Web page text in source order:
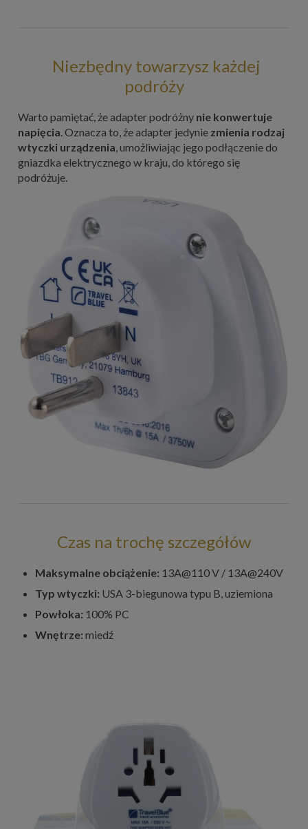
Niezbędny towarzysz każdej
podróży
Warto pamiętać, że adapter podróżny nie konwertuje
napięcia . Oznacza to, że adapter jedynie zmienia rodzaj
wtyczki urządzenia , umożliwiając jego podłączenie do
gniazdka elektrycznego w kraju, do którego się
podróżuje.
Czas na trochę szczegółów
Maksymalne obciążenie: 13A@110 V / 13A@240V
Typ wtyczki: USA 3-biegunowa typu B, uziemiona
Powłoka: 100% PC
Wnętrze: miedź